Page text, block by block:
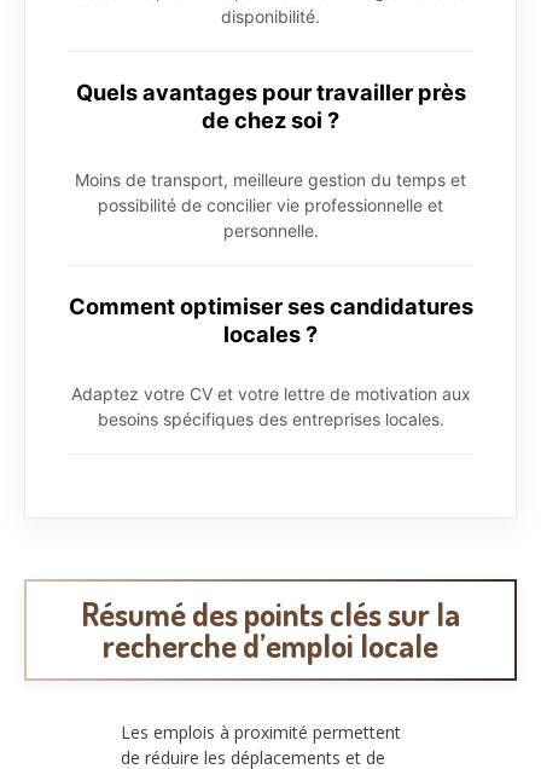
disponibilité.
Quels avantages pour travailler près
de chez soi ?
Moins de transport, meilleure gestion du temps et
possibilité de concilier vie professionnelle et
personnelle.
Comment optimiser ses candidatures
locales ?
Adaptez votre CV et votre lettre de motivation aux
besoins spécifiques des entreprises locales.
Résumé des points clés sur la
recherche d’emploi locale
Les emplois à proximité permettent
de réduire les déplacements et de